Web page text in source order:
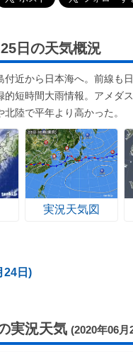
日の天気概況
付近から日本海へ。前線も
的短時間大雨情報。アメダ
陸で平年より高かった。
実況天気図
24日)
実況天気 (2020年06月